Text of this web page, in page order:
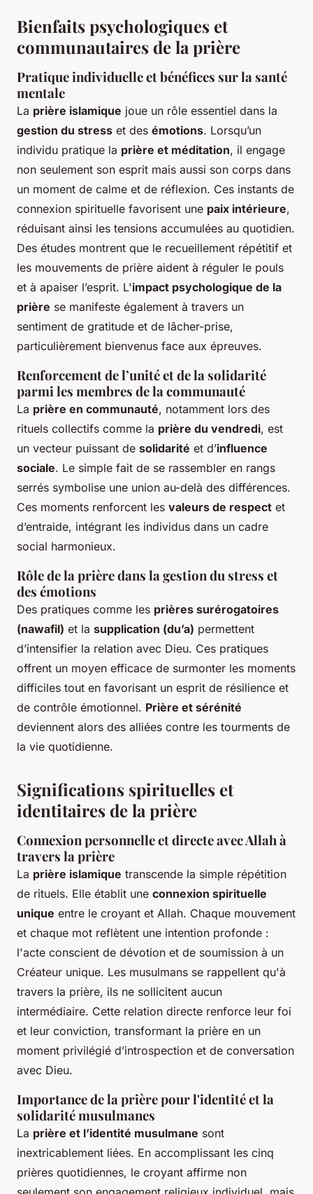
Bienfaits psychologiques et
communautaires de la prière
Pratique individuelle et bénéfices sur la santé
mentale
La prière islamique joue un rôle essentiel dans la
gestion du stress et des émotions. Lorsqu’un
individu pratique la prière et méditation, il engage
non seulement son esprit mais aussi son corps dans
un moment de calme et de réflexion. Ces instants de
connexion spirituelle favorisent une paix intérieure,
réduisant ainsi les tensions accumulées au quotidien.
Des études montrent que le recueillement répétitif et
les mouvements de prière aident à réguler le pouls
et à apaiser l’esprit. L'impact psychologique de la
prière se manifeste également à travers un
sentiment de gratitude et de lâcher-prise,
particulièrement bienvenus face aux épreuves.
Renforcement de l’unité et de la solidarité
parmi les membres de la communauté
La prière en communauté, notamment lors des
rituels collectifs comme la prière du vendredi, est
un vecteur puissant de solidarité et d’influence
sociale. Le simple fait de se rassembler en rangs
serrés symbolise une union au-delà des différences.
Ces moments renforcent les valeurs de respect et
d’entraide, intégrant les individus dans un cadre
social harmonieux.
Rôle de la prière dans la gestion du stress et
des émotions
Des pratiques comme les prières surérogatoires
(nawafil) et la supplication (du’a) permettent
d’intensifier la relation avec Dieu. Ces pratiques
offrent un moyen efficace de surmonter les moments
difficiles tout en favorisant un esprit de résilience et
de contrôle émotionnel. Prière et sérénité
deviennent alors des alliées contre les tourments de
la vie quotidienne.
Significations spirituelles et
identitaires de la prière
Connexion personnelle et directe avec Allah à
travers la prière
La prière islamique transcende la simple répétition
de rituels. Elle établit une connexion spirituelle
unique entre le croyant et Allah. Chaque mouvement
et chaque mot reflètent une intention profonde :
l'acte conscient de dévotion et de soumission à un
Créateur unique. Les musulmans se rappellent qu'à
travers la prière, ils ne sollicitent aucun
intermédiaire. Cette relation directe renforce leur foi
et leur conviction, transformant la prière en un
moment privilégié d’introspection et de conversation
avec Dieu.
Importance de la prière pour l'identité et la
solidarité musulmanes
La prière et l’identité musulmane sont
inextricablement liées. En accomplissant les cinq
prières quotidiennes, le croyant affirme non